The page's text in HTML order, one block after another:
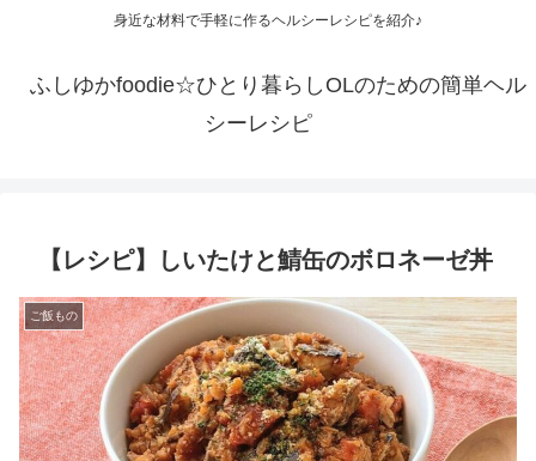
身近な材料で手軽に作るヘルシーレシピを紹介♪
ふしゆかfoodie☆ひとり暮らしOLのための簡単ヘル
シーレシピ
【レシピ】しいたけと鯖缶のボロネーゼ丼
ご飯もの